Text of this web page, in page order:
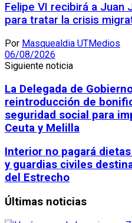
Felipe VI recibirá a Juan
para tratar la crisis
Por Masquealdia UTMedios
06/08/2026
Siguiente noticia
La Delegada de
reintroducción de
seguridad social para
Ceuta y Melilla
Interior no pagará
y guardias civiles
del Estrecho
Últimas noticias